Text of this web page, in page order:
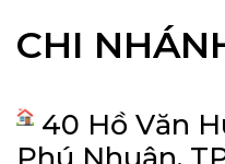
CHI
40 Hồ Văn
Phú Nhuận,